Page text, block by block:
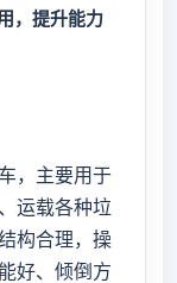
，提升能力
，主要用于
运载各种垃
构合理，操
好、倾倒方